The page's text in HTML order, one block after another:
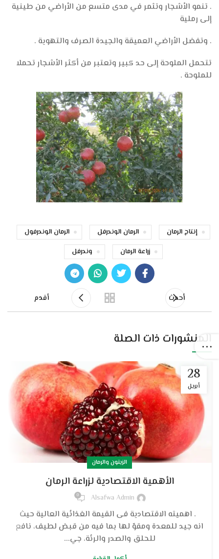
. تنمو الأشجار وتثمر في مدى متسع من الأراضي من طينية
إلى رملية
. وتفضل الأراضي العميقة والجيدة الصرف والتهوية .
تتحمل الملوحة إلى حد كبير وتعتبر من أكثر الأشجار تحملا
للملوحة .
إنتاج الرمان الرمان الوندرفل
الرمان الوندرفول
زراعة الرمان
وندرفل
أحدث أقدم
المنشورات ذات الصلة
28
أبريل
الزيتون والرمان
الأهمية الاقتصادية لزراعة الرمان
Alsafwa Admin
0
. اهميته الاقتصادية فى القيمة الغذائية العالية حيث
انه جيد للمعدة ومقوّ لها بما فيه من قبض لطيف، نافع
للحلق والصدر والرئة، جي...